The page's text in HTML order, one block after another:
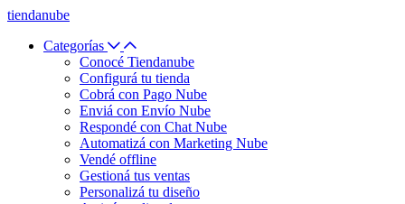
tiendanube
Categorías
Conocé Tiendanube
Configurá tu tienda
Cobrá con Pago Nube
Enviá con Envío Nube
Respondé con Chat Nube
Automatizá con Marketing Nube
Vendé offline
Gestioná tus ventas
Personalizá tu diseño